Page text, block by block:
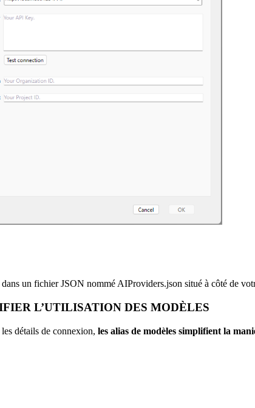
un fichier JSON nommé AIProviders.json situé à côté de
L’UTILISATION DES MODÈLES
détails de connexion, les alias de modèles simplifient la